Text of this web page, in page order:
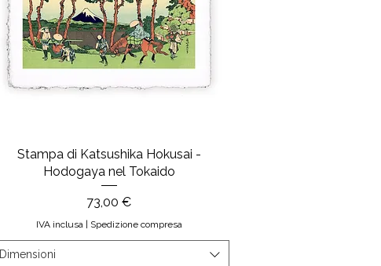
Stampa di Katsushika Hokusai -
Hodogaya nel Tokaido
Prezzo
73,00 €
IVA inclusa| Spedizione compresa
Dimensioni